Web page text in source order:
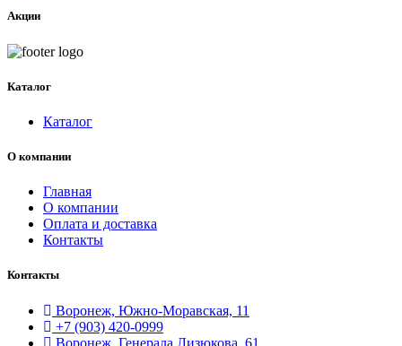
Акции
Каталог
Каталог
О компании
Главная
О компании
Оплата и доставка
Контакты
Контакты
Воронеж, Южно-Моравская, 11
+7 (903) 420-0999
Воронеж, Генерала Лизюкова, 61